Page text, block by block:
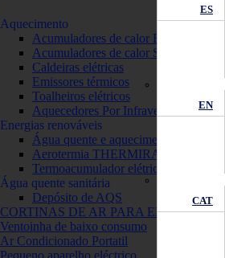
ES
EN
CAT
Aquecimento
Acumuladores de calor ECOMBI
Acumuladores de calor SOLAR
Caldeiras elétricas
Emissores térmicos
Toalheiros elétricos
Aquecedores Por Infravermelhos
Energias renováveis
Água quente e aquecimento solar
Aerotermia THERMIRA Monobloc
Termoacumulador elétrico solar
Água quente sanitária
Depósito de AQS
CORTINAS DE AR PARA EMPRESAS
Ventoinha de baixo consumo
Ar Condicionado Portatil
Pequeno aparelho eléctrico